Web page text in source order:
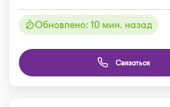
Обновлено: 10 мин. назад
Связаться